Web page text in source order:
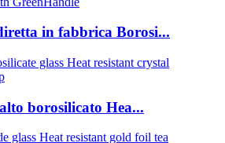
in fabbrica Borosi...
borosilicato Hea...